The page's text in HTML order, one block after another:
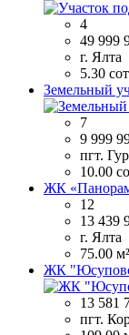
4
49 999
г. Ялта
5.30
Земельный
7
9 999
пгт.
10.00
ЖК
12
13 439
г. Ялта
75.00 м²
ЖК
13 581
пгт.